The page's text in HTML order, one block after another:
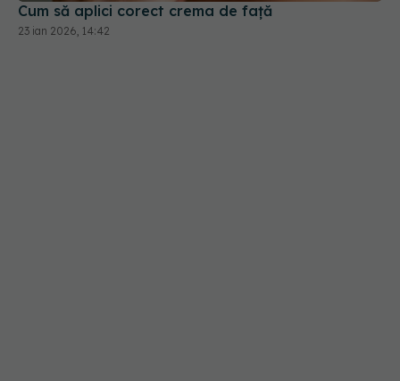
Cum să aplici corect crema de față
23 ian 2026, 14:42